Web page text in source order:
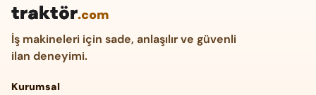
traktör.com
İş makineleri için sade, anlaşılır ve güvenli
ilan deneyimi.
Kurumsal